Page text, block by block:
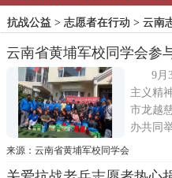
抗战公益 > 志愿者在行动 > 云南
云南省黄埔军校同学会参
9月
主义精
市龙越
办共同
人民抗
来源：云南省黄埔军校同学会